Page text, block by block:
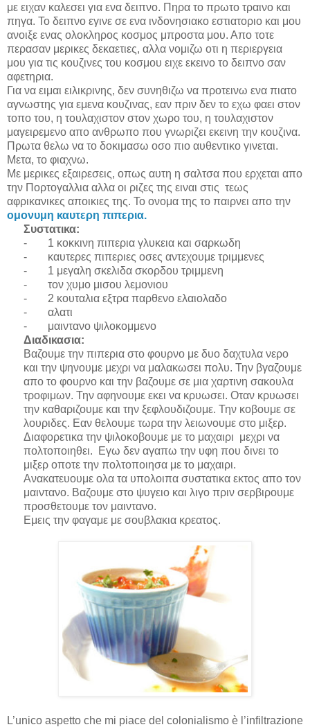
με ειχαν καλεσει για ενα δειπνο. Πηρα το πρωτο τραινο και
πηγα. Το δειπνο εγινε σε ενα ινδονησιακο εστιατοριο και μου
ανοιξε ενας ολοκληρος κοσμος μπροστα μου. Απο τοτε
περασαν μερικες δεκαετιες, αλλα νομιζω οτι η περιεργεια
μου για τις κουζινες του κοσμου ειχε εκεινο το δειπνο σαν
αφετηρια.
Για να ειμαι ειλικρινης, δεν συνηθιζω να προτεινω ενα πιατο
αγνωστης για εμενα κουζινας, εαν πριν δεν το εχω φαει στον
τοπο του, η τουλαχιστον στον χωρο του, η τουλαχιστον
μαγειρεμενο απο ανθρωπο που γνωριζει εκεινη την κουζινα.
Πρωτα θελω να το δοκιμασω οσο πιο αυθεντικο γινεται.
Μετα, το φιαχνω.
Με μερικες εξαιρεσεις, οπως αυτη η σαλτσα που ερχεται απο
την Πορτογαλλια αλλα οι ριζες της ειναι στις τεως
αφρικανικες αποικιες της. Το ονομα της το παιρνει απο την
ομoνυμη καυτερη πιπερια.
Συστατικα:
-
1 κοκκινη πιπερια γλυκεια και σαρκωδη
-
καυτερες πιπεριες οσες αντεχουμε τριμμενες
-
1 μεγαλη σκελιδα σκορδου τριμμενη
-
τον χυμο μισου λεμονιου
-
2 κουταλια εξτρα παρθενο ελαιολαδο
-
αλατι
-
μαιντανο ψιλοκομμενο
Διαδικασια:
Βαζουμε την πιπερια στο φουρνο με δυο δαχτυλα νερο
και την ψηνουμε μεχρι να μαλακωσει πολυ. Την βγαζουμε
απο το φουρνο και την βαζουμε σε μια χαρτινη σακουλα
τροφιμων. Την αφηνουμε εκει να κρυωσει. Οταν κρυωσει
την καθαριζουμε και την ξεφλουδιζουμε. Την κοβουμε σε
λουριδες. Εαν θελουμε τωρα την λειωνουμε στο μιξερ.
Διαφορετικα την ψιλοκοβουμε με το μαχαιρι μεχρι να
πολτοποιηθει. Εγω δεν αγαπω την υφη που δινει το
μιξερ οποτε την πολτοποιησα με το μαχαιρι.
Ανακατευουμε ολα τα υπολοιπα συστατικα εκτος απο τον
μαιντανο. Βαζουμε στο ψυγειο και λιγο πριν σερβιρουμε
προσθετουμε τον μαιντανο.
Εμεις την φαγαμε με σουβλακια κρεατος.
L’unico aspetto che mi piace del colonialismo è l’infiltrazione